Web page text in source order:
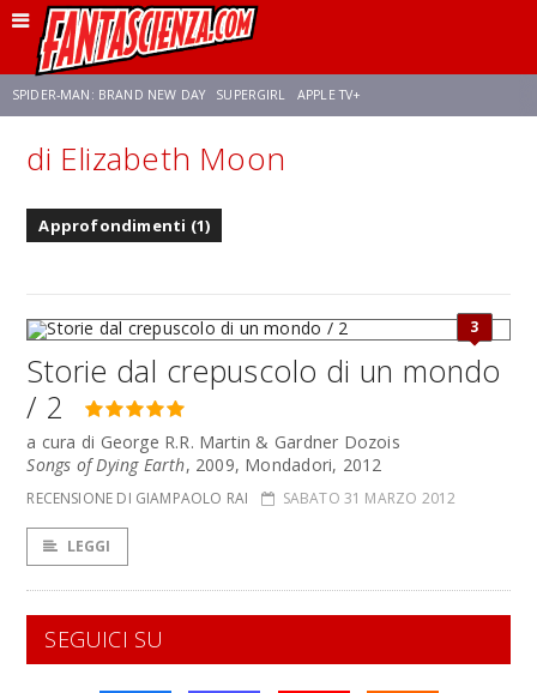
SPIDER-MAN: BRAND NEW DAY SUPERGIRL APPLE TV+
FRANCO RICCIARDIELLO ZENDAYA STAR TREK
di Elizabeth Moon
Approfondimenti (1)
3
Storie dal crepuscolo di un mondo
/ 2
a cura di George R.R. Martin & Gardner Dozois
Songs of Dying Earth, 2009, Mondadori, 2012
RECENSIONE DI GIAMPAOLO RAI SABATO 31 MARZO 2012
LEGGI
SEGUICI SU